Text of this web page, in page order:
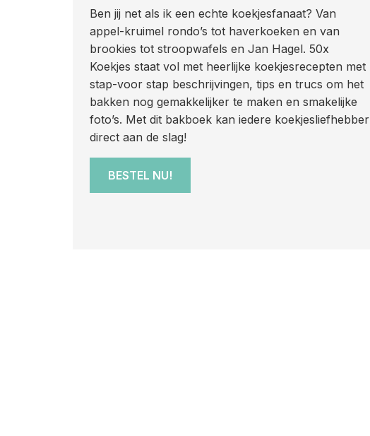
Ben jij net als ik een echte koekjesfanaat? Van
appel-kruimel rondo’s tot haverkoeken en van
brookies tot stroopwafels en Jan Hagel. 50x
Koekjes staat vol met heerlijke koekjesrecepten met
stap-voor stap beschrijvingen, tips en trucs om het
bakken nog gemakkelijker te maken en smakelijke
foto’s. Met dit bakboek kan iedere koekjesliefhebber
direct aan de slag!
BESTEL NU!